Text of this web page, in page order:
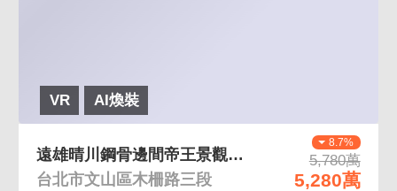
VR AI煥裝
8.7%
5,780萬
5,280萬
遠雄晴川鋼骨邊間帝王景觀豪邸 稀有釋出晴川景觀戶
台北市文山區木柵路三段